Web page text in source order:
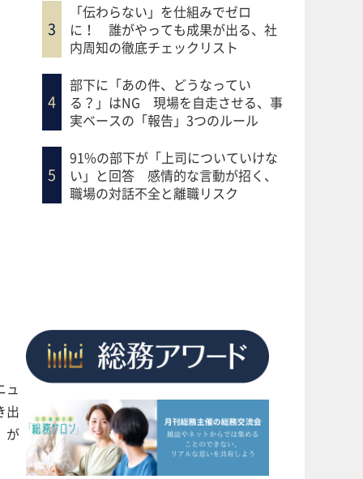
「伝わらない」を仕組みでゼロ
に！ 誰がやっても成果が出る、社
内周知の徹底チェックリスト
部下に「あの件、どうなってい
る？」はNG 現場を自走させる、事
実ベースの「報告」3つのルール
91%の部下が「上司についていけな
い」と回答 感情的な言動が招く、
職場の対話不全と離職リスク
ュ
出
が